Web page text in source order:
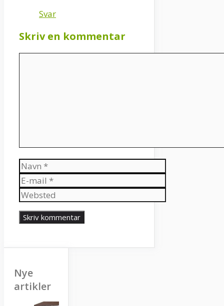
Svar
Skriv en kommentar
Navn
E-
mail
Websted
Nye
artikler